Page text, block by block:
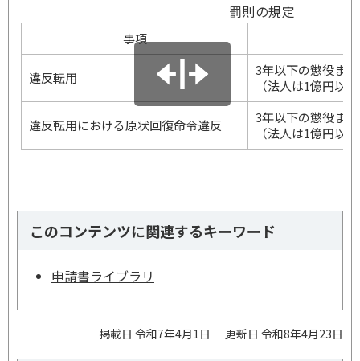
罰則の規定
事項
違反転用
3年以下の懲役ま
（法人は1億円以
違反転用における原状回復命令違反
3年以下の懲役ま
（法人は1億円以
このコンテンツに関連するキーワード
申請書ライブラリ
掲載日 令和7年4月1日 更新日 令和8年4月23日